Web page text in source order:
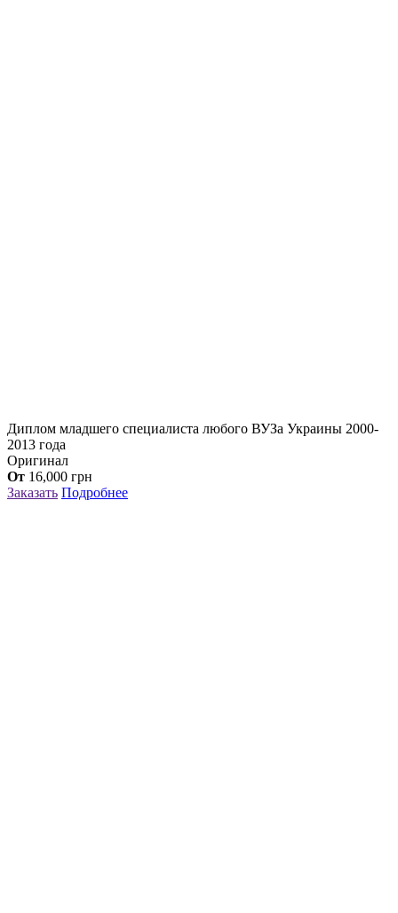
Диплом младшего специалиста любого ВУЗа Украины 2000-
2013 года
Оригинал
От 16,000 грн
Заказать Подробнее